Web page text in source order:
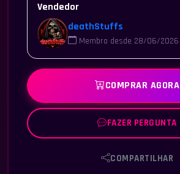
Vendedor
deathStuffs
Membro desde 28/06/2026
COMPRAR AGORA
FAZER PERGUNTA
COMPARTILHAR